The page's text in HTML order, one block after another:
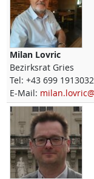
Milan Lovric
Bezirksrat Gries
Tel: +43 699
E-Mail: